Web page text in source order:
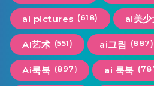
ai pictures (618) ai美少
AI艺术 (551) ai그림 (887)
Ai룩북 (897) ai 룩북